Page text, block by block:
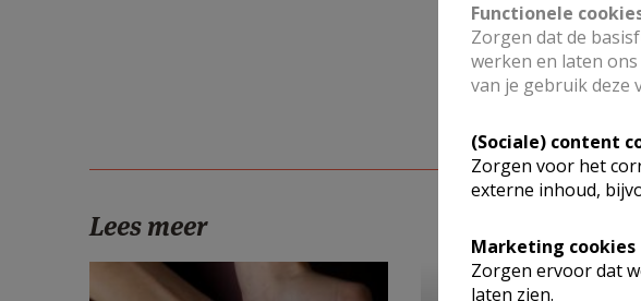
Lees meer
Functionele
Zorgen dat de
werken en laten
van je gebruik deze
(Sociale) content
Zorgen voor het
externe inhoud,
Marketing cookies
Zorgen ervoor dat
laten zien.